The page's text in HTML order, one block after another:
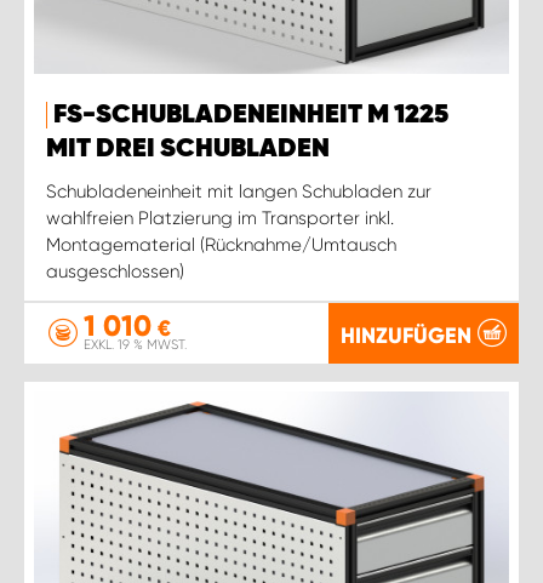
FS-SCHUBLADENEINHEIT M 1225
MIT DREI SCHUBLADEN
Schubladeneinheit mit langen Schubladen zur
wahlfreien Platzierung im Transporter inkl.
Montagematerial (Rücknahme/Umtausch
ausgeschlossen)
1 010 €
EXKL. 19 % MWST. HINZUFÜGEN